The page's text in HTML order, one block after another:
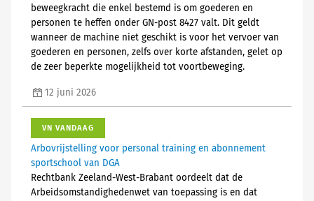
beweegkracht die enkel bestemd is om goederen en
personen te heffen onder GN-post 8427 valt. Dit geldt
wanneer de machine niet geschikt is voor het vervoer van
goederen en personen, zelfs over korte afstanden, gelet op
de zeer beperkte mogelijkheid tot voortbeweging.
12 juni 2026
VN VANDAAG
Arbovrijstelling voor personal training en abonnement
sportschool van DGA
Rechtbank Zeeland-West-Brabant oordeelt dat de
Arbeidsomstandighedenwet van toepassing is en dat